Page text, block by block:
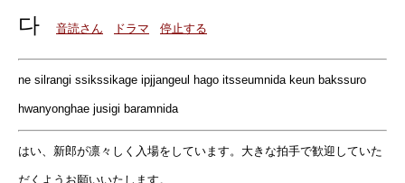
다 音読さん ドラマ 停止する
ne silrangi ssikssikage ipjjangeul hago itsseumnida keun bakssuro
hwanyonghae jusigi baramnida
はい、新郎が凛々しく入場をしています。大きな拍手で歓迎していた
だくようお願いいたします。